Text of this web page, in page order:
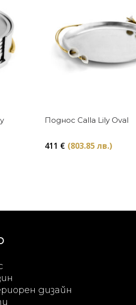
Купи
Поднос Calla Lily Oval
411 € (803.85 лв.)
дизайн